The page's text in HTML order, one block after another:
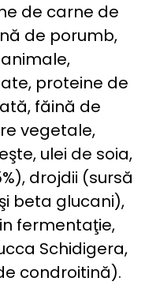
de carne de
de porumb,
proteine de
făină de
vegetale,
ulei de soia,
drojdii (sursă
beta glucani),
fermentaţie,
Schidigera,
condroitină).